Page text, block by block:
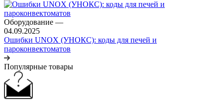
Оборудование —
04.09.2025
Ошибки UNOX (УНОКС): коды для печей и
пароконвектоматов
Популярные товары